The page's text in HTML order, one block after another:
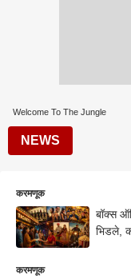
Welcome To The Jungle
NEWS
करमणूक
बॉक्स
भिडले,
करमणूक